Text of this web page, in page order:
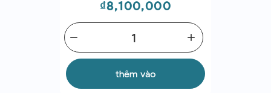
Giá
₫8,100,000
add
remove
thêm vào